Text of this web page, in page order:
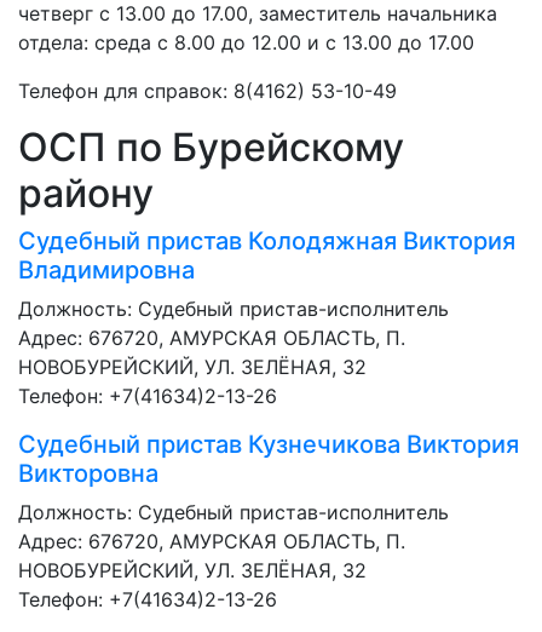
четверг с 13.00 до 17.00, заместитель начальника
отдела: среда с 8.00 до 12.00 и с 13.00 до 17.00
Телефон для справок: 8(4162) 53-10-49
ОСП по Бурейскому
району
Судебный пристав Колодяжная Виктория
Владимировна
Должность: Судебный пристав-исполнитель
Адрес: 676720, АМУРСКАЯ ОБЛАСТЬ, П.
НОВОБУРЕЙСКИЙ, УЛ. ЗЕЛЁНАЯ, 32
Телефон: +7(41634)2-13-26
Судебный пристав Кузнечикова Виктория
Викторовна
Должность: Судебный пристав-исполнитель
Адрес: 676720, АМУРСКАЯ ОБЛАСТЬ, П.
НОВОБУРЕЙСКИЙ, УЛ. ЗЕЛЁНАЯ, 32
Телефон: +7(41634)2-13-26